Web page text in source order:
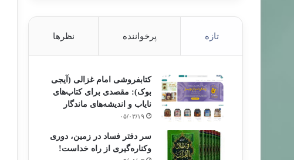
تازه پرخواننده نظرها
کتابفروشی امام غزالی (آیجی
بوک): مقصدی برای کتاب‌های
نایاب و اندیشه‌های ماندگار
۰۵/۰۳/۱۹
سر دفتر فساد در زمین‌، دوری
وکناره‌گیری از راه خداست‌!